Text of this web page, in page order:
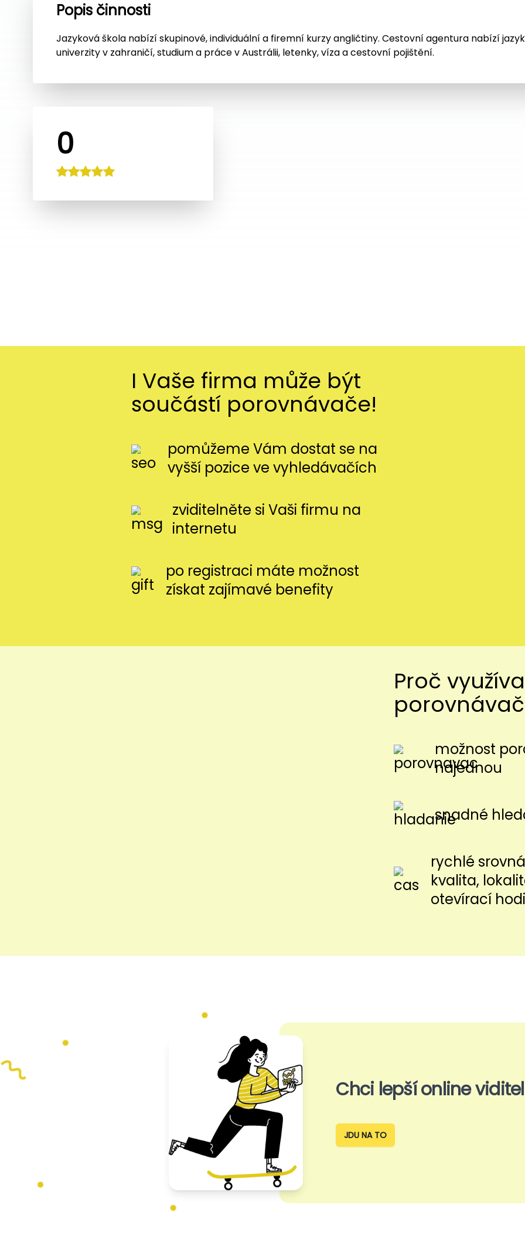
Popis činnosti
Jazyková škola nabízí skupinové, individuální a firemní kurzy angličtiny. Cestovní agentura nabízí
univerzity v zahraničí, studium a práce v Austrálii, letenky, víza a cestovní pojištění.
0
I Vaše firma může být
součástí porovnávače!
pomůžeme Vám dostat se na
vyšší pozice ve vyhledávačích
zviditelněte si Vaši firmu na
internetu
po registraci máte možnost
získat zajímavé benefity
Proč
možnost
najednou
snadné
rychlé
kvalita,
otevírací
Chci lepší online
JDU NA TO